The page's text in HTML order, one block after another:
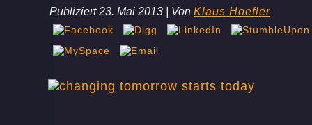
Publiziert 23. Mai 2013 Von Klaus Hoefler